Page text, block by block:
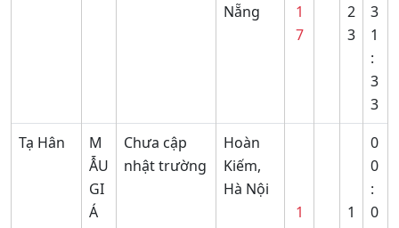
Nẵng
1
7
2
3
3
1
:
3
3
Tạ Hân
M
ẪU
GI
Á
Chưa cập
nhật trường
Hoàn
Kiếm,
Hà Nội
1
1
0
0
:
0